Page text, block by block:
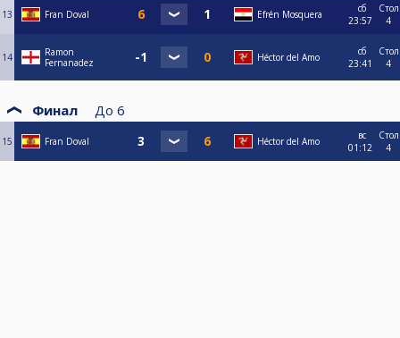
13 Fran Doval Efrén Mosquera
сб
23:57
Стол
4
14
Ramon
Fernanadez
Héctor del Amo
сб
23:41
Стол
4
Финал До 6
15 Fran Doval Héctor del Amo
вс
01:12
Стол
4